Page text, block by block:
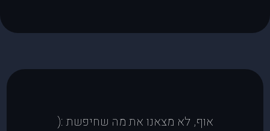
אוף, לא מצאנו את מה שחיפשת :(